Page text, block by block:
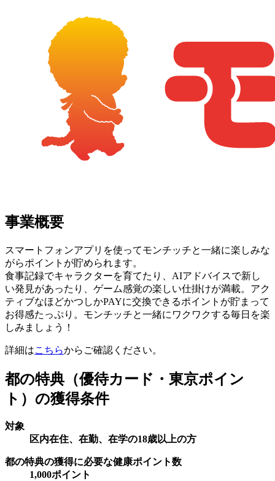
事業概要
スマートフォンアプリを使ってモンチッチと一緒に楽しみな
がらポイントが貯められます。
食事記録でキャラクターを育てたり、AIアドバイスで新し
い発見があったり、ゲーム感覚の楽しい仕掛けが満載。アク
ティブなほどかつしかPAYに交換できるポイントが貯まって
お得感たっぷり。モンチッチと一緒にワクワクする毎日を楽
しみましょう！
詳細はこちらからご確認ください。
都の特典（優待カード・東京ポイン
ト）の獲得条件
対象
区内在住、在勤、在学の18歳以上の方
都の特典の獲得に必要な健康ポイント数
1,000ポイント